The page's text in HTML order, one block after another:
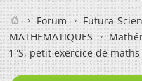
Forum
Futura-
MATHEMATIQUES
1°S, petit exercice de maths